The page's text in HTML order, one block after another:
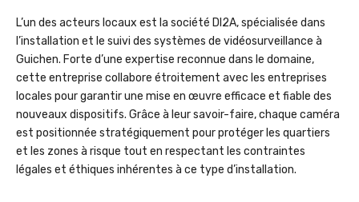
L’un des acteurs locaux est la société DI2A, spécialisée dans
l’installation et le suivi des systèmes de vidéosurveillance à
Guichen. Forte d’une expertise reconnue dans le domaine,
cette entreprise collabore étroitement avec les entreprises
locales pour garantir une mise en œuvre efficace et fiable des
nouveaux dispositifs. Grâce à leur savoir-faire, chaque caméra
est positionnée stratégiquement pour protéger les quartiers
et les zones à risque tout en respectant les contraintes
légales et éthiques inhérentes à ce type d’installation.